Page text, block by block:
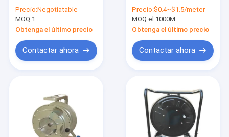
óptica del carrete de
almacenamiento de
la fibra del control de
la altura
Precio:Negotiatable
MOQ:1
Obtenga el último precio
Contactar ahora
interior ADSS del
cable de fribra óptica
Precio:$0.4~$1.5/meter
MOQ:el 1000M
Obtenga el último precio
Contactar ahora